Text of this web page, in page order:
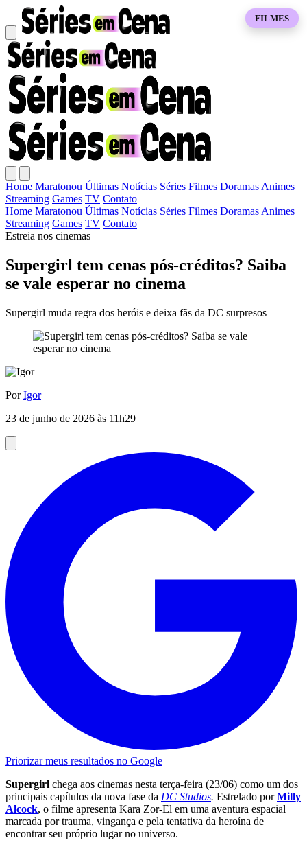
Home Maratonou Últimas Notícias Séries Filmes Doramas Animes
Streaming Games TV Contato
Home Maratonou Últimas Notícias Séries Filmes Doramas Animes
Streaming Games TV Contato
Estreia nos cinemas
Supergirl tem cenas pós-créditos? Saiba
se vale esperar no cinema
Supergirl muda regra dos heróis e deixa fãs da DC surpresos
FILMES
PorIgor
23 de junho de 2026 às 11h29
Priorizar meus resultados no Google
Supergirl chega aos cinemas nesta terça-feira (23/06) como um dos
principais capítulos da nova fase da DC Studios. Estrelado porMilly
Alcock, o filme apresenta Kara Zor-El em uma aventura espacial
marcada por trauma, vingança e pela tentativa da heroína de
encontrar seu próprio lugar no universo.